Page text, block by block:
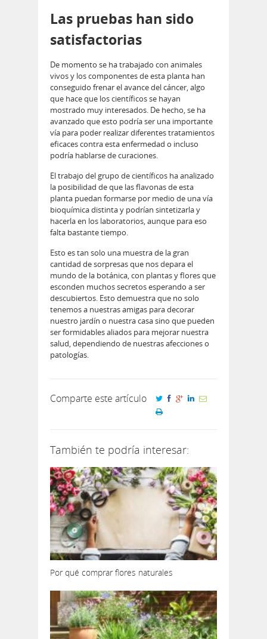
Las pruebas han sido
satisfactorias
De momento se ha trabajado con animales
vivos y los componentes de esta planta han
conseguido frenar el avance del cáncer, algo
que hace que los científicos se hayan
mostrado muy interesados. De hecho, se ha
avanzado que esto podría ser una importante
vía para poder realizar diferentes tratamientos
eficaces contra esta enfermedad o incluso
podría hablarse de curaciones.
El trabajo del grupo de científicos ha analizado
la posibilidad de que las flavonas de esta
planta puedan formarse por medio de una vía
bioquímica distinta y podrían sintetizarla y
hacerla en los laboratorios, aunque para eso
falta bastante tiempo.
Esto es tan solo una muestra de la gran
cantidad de sorpresas que nos depara el
mundo de la botánica, con plantas y flores que
esconden muchos secretos esperando a ser
descubiertos. Esto demuestra que no solo
tenemos a nuestras amigas para decorar
nuestro jardín o nuestra casa sino que pueden
ser formidables aliados para mejorar nuestra
salud, dependiendo de nuestras afecciones o
patologías.
Comparte este artículo
También te podría interesar:
Por qué comprar flores naturales